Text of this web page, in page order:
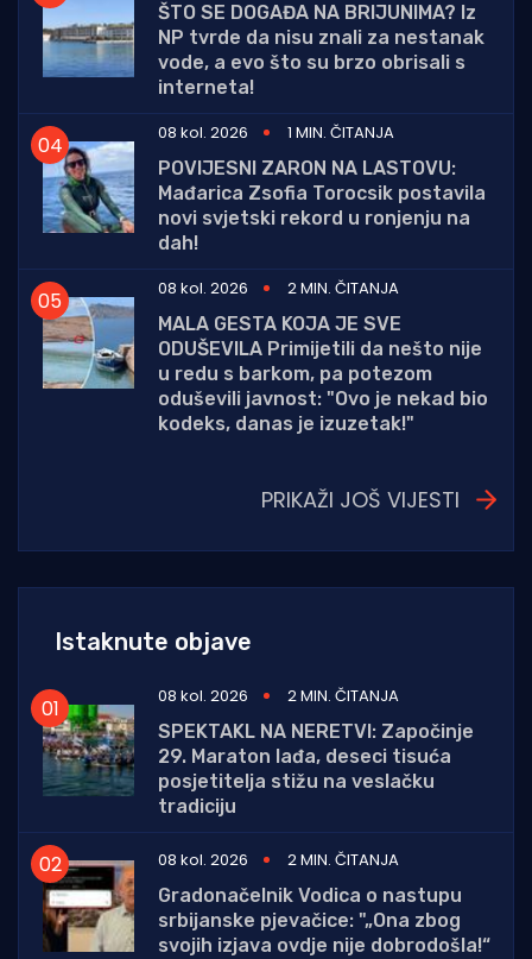
ŠTO SE DOGAĐA NA BRIJUNIMA? Iz
NP tvrde da nisu znali za nestanak
vode, a evo što su brzo obrisali s
interneta!
08 kol. 2026
1 MIN. ČITANJA
POVIJESNI ZARON NA LASTOVU:
Mađarica Zsofia Torocsik postavila
novi svjetski rekord u ronjenju na
dah!
08 kol. 2026
2 MIN. ČITANJA
MALA GESTA KOJA JE SVE
ODUŠEVILA Primijetili da nešto nije
u redu s barkom, pa potezom
oduševili javnost: "Ovo je nekad bio
kodeks, danas je izuzetak!"
PRIKAŽI JOŠ VIJESTI
Istaknute objave
08 kol. 2026
2 MIN. ČITANJA
SPEKTAKL NA NERETVI: Započinje
29. Maraton lađa, deseci tisuća
posjetitelja stižu na veslačku
tradiciju
08 kol. 2026
2 MIN. ČITANJA
Gradonačelnik Vodica o nastupu
srbijanske pjevačice: "„Ona zbog
svojih izjava ovdje nije dobrodošla!“